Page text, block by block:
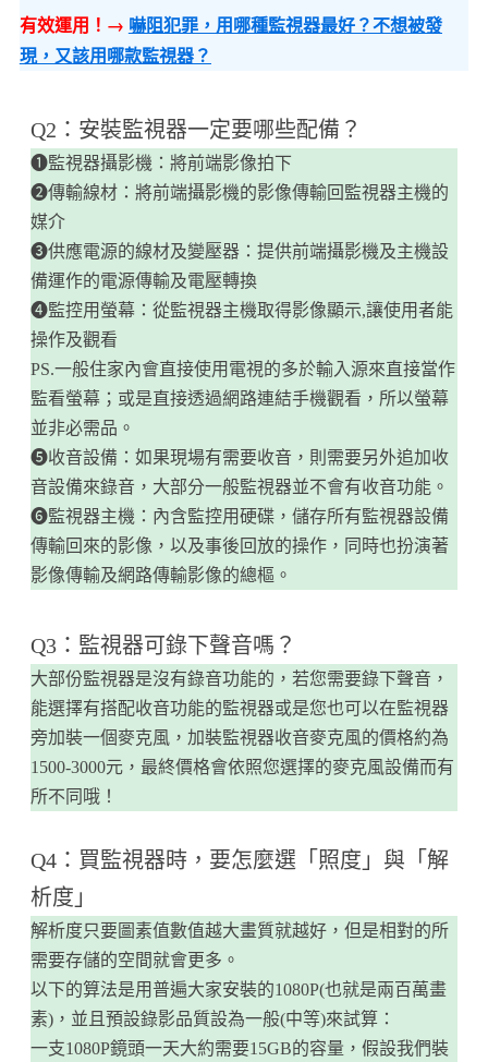
有效運用！→ 嚇阻犯罪，用哪種監視器最好？不想被發
現，又該用哪款監視器？
​Q2：安裝監視器一定要哪些配備？
❶監視器攝影機：將前端影像拍下
❷傳輸線材：將前端攝影機的影像傳輸回監視器主機的
媒介
❸供應電源的線材及變壓器：提供前端攝影機及主機設
備運作的電源傳輸及電壓轉換
❹監控用螢幕：從監視器主機取得影像顯示,讓使用者能
操作及觀看
PS.一般住家內會直接使用電視的多於輸入源來直接當作
監看螢幕；或是直接透過網路連結手機觀看，所以螢幕
並非必需品。
❺收音設備：如果現場有需要收音，則需要另外追加收
音設備來錄音，大部分一般監視器並不會有收音功能。
❻監視器主機：內含監控用硬碟，儲存所有監視器設備
傳輸回來的影像，以及事後回放的操作，同時也扮演著
影像傳輸及網路傳輸影像的總樞。
Q3：監視器可錄下聲音嗎？
大部份監視器是沒有錄音功能的，若您需要錄下聲音，
能選擇有搭配收音功能的監視器或是您也可以在監視器
旁加裝一個麥克風，加裝監視器收音麥克風的價格約為
1500-3000元，最終價格會依照您選擇的麥克風設備而有
所不同哦！
Q4：買監視器時，要怎麼選「照度」與「解
析度」
解析度只要圖素值數值越大畫質就越好，但是相對的所
需要存儲的空間就會更多。
以下的算法是用普遍大家安裝的1080P(也就是兩百萬畫
素)，並且預設錄影品質設為一般(中等)來試算：
一支1080P鏡頭一天大約需要15GB的容量，假設我們裝